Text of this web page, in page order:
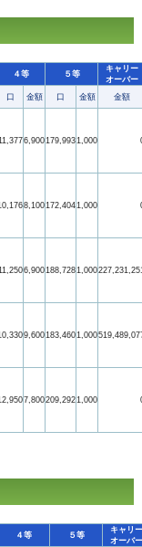
４等 ５等
キャリー
オーバー
口 金額 口 金額
金額
6,900179,9931,000
8,100172,4041,000
6,900188,7281,000
9,600183,4601,000
7,800209,2921,000
４等 ５等
キャリー
オーバー